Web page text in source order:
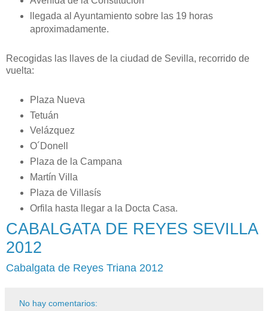
llegada al Ayuntamiento sobre las 19 horas
aproximadamente.
Recogidas las llaves de la ciudad de Sevilla, recorrido de
vuelta:
Plaza Nueva
Tetuán
Velázquez
O´Donell
Plaza de la Campana
Martín Villa
Plaza de Villasís
Orfila hasta llegar a la Docta Casa.
CABALGATA DE REYES SEVILLA
2012
Cabalgata de Reyes Triana 2012
No hay comentarios: